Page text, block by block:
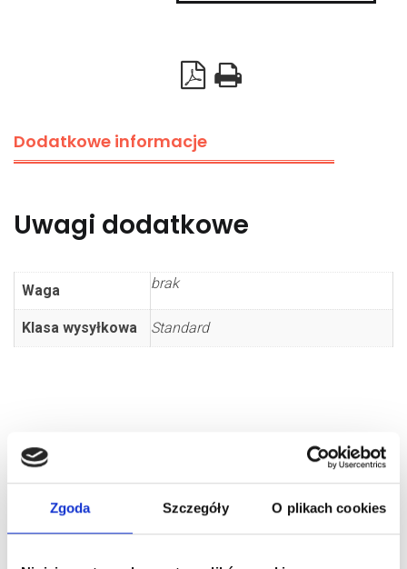
Zgoda Szczegóły O plikach cookies
siatkę
na
regulowana/
CZARNA
Dodatkowe informacje
Uwagi dodatkowe
Waga brak
Klasa wysyłkowa Standard
PODOBNE PRODUKTY